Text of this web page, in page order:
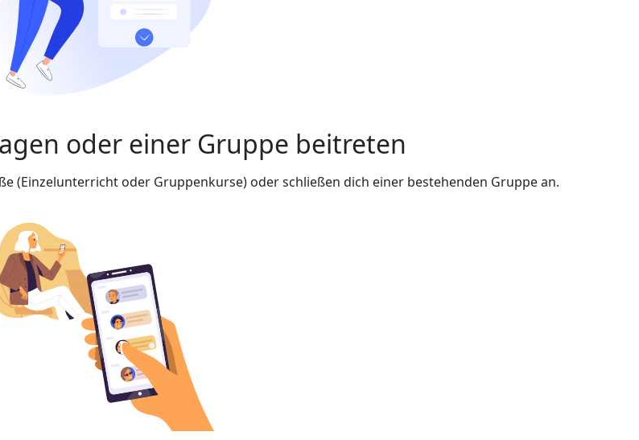
oder einer Gruppe beitreten
(Einzelunterricht oder Gruppenkurse) oder schließen dich einer bestehenden Gruppe an.